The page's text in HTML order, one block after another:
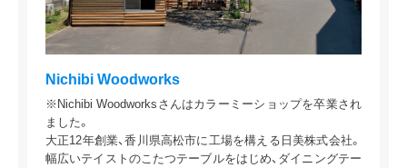
Nichibi Woodworks
※Nichibi Woodworksさんはカラーミーショップを卒業され
ました。
大正12年創業、香川県高松市に工場を構える日美株式会社。
幅広いテイストのこたつテーブルをはじめ、​​ダイニングテー